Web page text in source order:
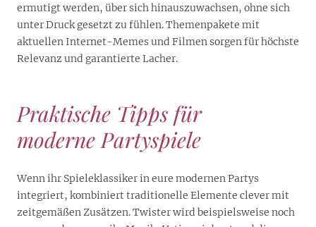
ermutigt werden, über sich hinauszuwachsen, ohne sich
unter Druck gesetzt zu fühlen. Themenpakete mit
aktuellen Internet-Memes und Filmen sorgen für höchste
Relevanz und garantierte Lacher.
Praktische Tipps für
moderne Partyspiele
Wenn ihr Spieleklassiker in eure modernen Partys
integriert, kombiniert traditionelle Elemente clever mit
zeitgemäßen Zusätzen. Twister wird beispielsweise noch